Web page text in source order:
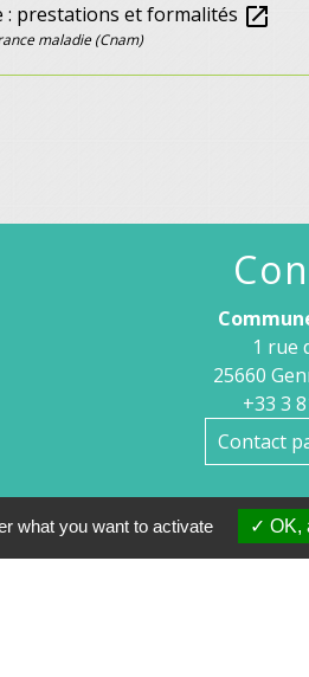
: prestations et formalités open_in_new
maladie (Cnam)
1 rue
25660
+33 3
Contact
Horaires
Le lundi après-
what you want to activate OK,